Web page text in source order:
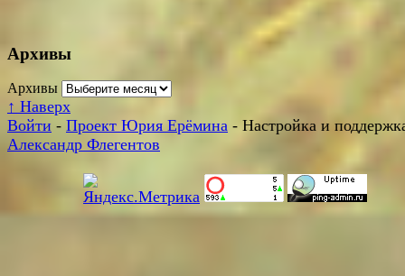
Архивы
Архивы
↑ Наверх
Войти - Проект Юрия Ерёмина - Настройка и
Александр Флегентов